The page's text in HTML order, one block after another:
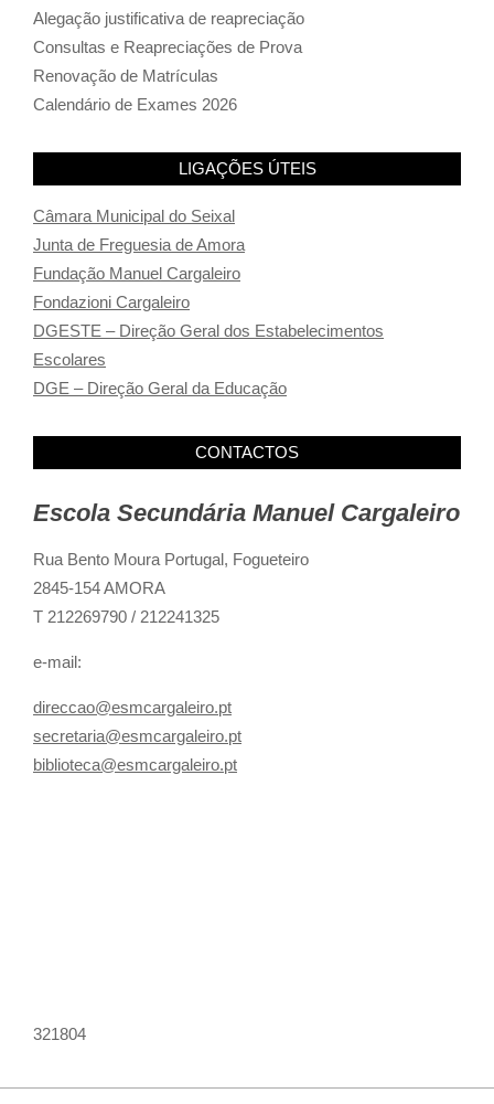
Alegação justificativa de reapreciação
Consultas e Reapreciações de Prova
Renovação de Matrículas
Calendário de Exames 2026
LIGAÇÕES ÚTEIS
Câmara Municipal do Seixal
Junta de Freguesia de Amora
Fundação Manuel Cargaleiro
Fondazioni Cargaleiro
DGESTE – Direção Geral dos Estabelecimentos
Escolares
DGE – Direção Geral da Educação
CONTACTOS
Escola Secundária Manuel Cargaleiro
Rua Bento Moura Portugal, Fogueteiro
2845-154 AMORA
T 212269790 / 212241325
e-mail:
direccao@esmcargaleiro.pt
secretaria@esmcargaleiro.pt
biblioteca@esmcargaleiro.pt
321804